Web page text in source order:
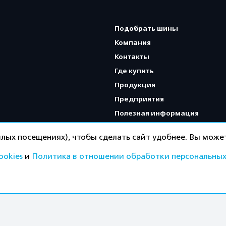
Подобрать шины
Компания
Контакты
Где купить
Продукция
Предприятия
Полезная информация
Политика
посещениях), чтобы сделать сайт удобнее. Вы
и Политика в отношении обработки